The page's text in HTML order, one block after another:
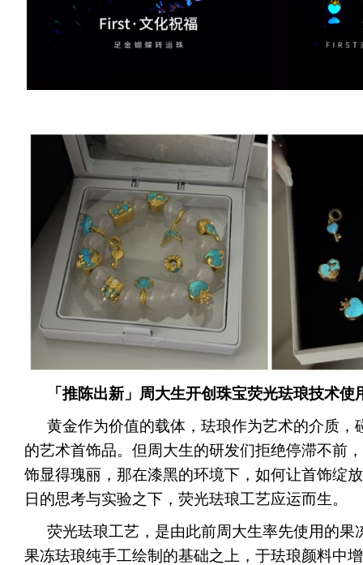
「推陈出新」周大生开创珠宝荧光珐琅技术使
黄金作为价值的载体，珐琅作为艺术的介质，
的艺术首饰品。但周大生的研发们拒绝停滞不前
饰显得瑰丽，那在漆黑的环境下，如何让首饰绽
日的思考与实验之下，荧光珐琅工艺应运而生。
荧光珐琅工艺，是由此前周大生率先使用的果
果冻珐琅纯手工绘制的基础之上，于珐琅颜料中